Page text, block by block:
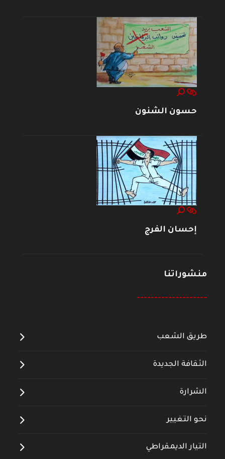
حسون الشنون
إحسان الفرج
منشوراتنا
--------------------
طريق الشعب
الثقافة الجديدة
الشرارة
نحو التغيير
التيار الديمقراطي